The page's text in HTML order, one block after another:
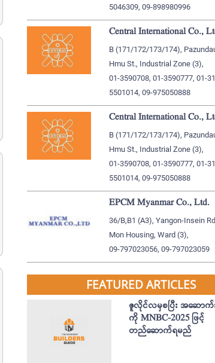
5046309, 09-898980996
Central International Co.,
B (171/172/173/174),
Hmu St., Industrial Zone (3),
01-3590708, 01-3590777, 01-
5501014, 09-975050888
Central International Co.,
B (171/172/173/174),
Hmu St., Industrial Zone (3),
01-3590708, 01-3590777, 01-
5501014, 09-975050888
EPCM Myanmar Co., Ltd.
36/B,B1 (A3), Yangon-Insein
Mon Housing, Ward (3),
09-797023056, 09-797023059
FEATURED ARTICLES
ဇူလိုင်လမှစပြီး အဆောက်
ကို MNBC-2025 ဖြင့်
တည်ဆောက်ရမည်